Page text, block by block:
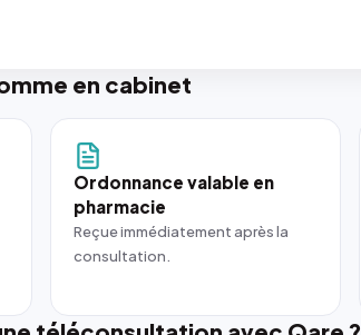
en cabinet
Ordonnance valable en
pharmacie
Reçue immédiatement après la
consultation.